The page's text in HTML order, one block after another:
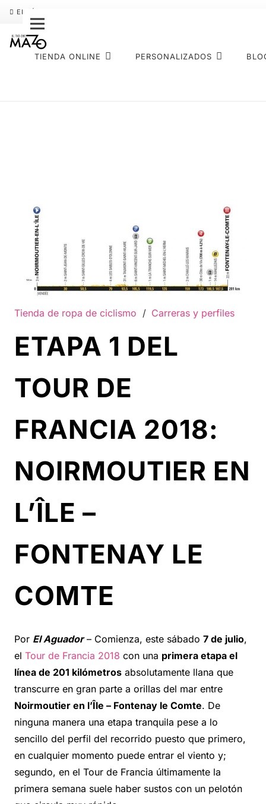
ENVÍO GRATIS
TIENDA ONLINE PERSONALIZADOS
Tienda de ropa de ciclismo / Carreras y perfiles
ETAPA 1 DEL
TOUR DE
FRANCIA 2018:
NOIRMOUTIER EN
L’ÎLE –
FONTENAY LE
COMTE
Por El Aguador– Comienza, este sábado 7 de julio,
el Tour de Francia 2018 con una primera etapa el
línea de 201 kilómetros absolutamente llana que
transcurre en gran parte a orillas del mar entre
Noirmoutier en l’Île – Fontenay le Comte. De
ninguna manera una etapa tranquila pese a lo
sencillo del perfil del recorrido puesto que primero,
en cualquier momento puede entrar el viento y;
segundo, en el Tour de Francia últimamente la
primera semana suele haber sustos con un pelotón